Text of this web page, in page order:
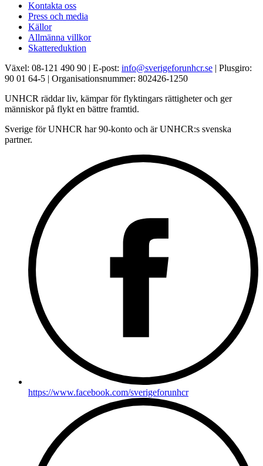
Kontakta oss
Press och media
Källor
Allmänna villkor
Skattereduktion
Växel: 08-121 490 90 | E-post: info@sverigeforunhcr.se | Plusgiro:
90 01 64-5 | Organisationsnummer: 802426-1250
UNHCR räddar liv, kämpar för flyktingars rättigheter och ger
människor på flykt en bättre framtid.
Sverige för UNHCR har 90-konto och är UNHCR:s svenska
partner.
https://www.facebook.com/sverigeforunhcr